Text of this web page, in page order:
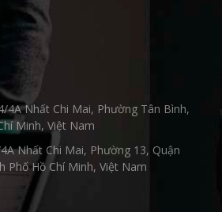
4A Nhất Chi Mai, Phường Tân Bình,
Minh, Việt Nam
Nhất Chi Mai, Phường 13, Quận
Phố Hồ Chí Minh, Việt Nam